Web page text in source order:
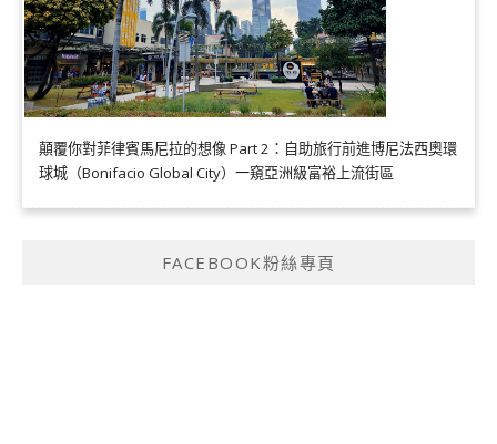
顛覆你對菲律賓馬尼拉的想像 Part 2：自助旅行前進博尼法西奧環
球城（Bonifacio Global City）一窺亞洲級富裕上流街區
FACEBOOK粉絲專頁